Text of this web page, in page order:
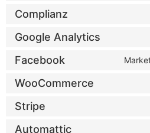
Complianz
Google Analytics
Facebook
WooCommerce
Stripe
Automattic